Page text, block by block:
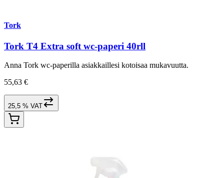
Tork
Tork T4 Extra soft wc-paperi 40rll
Anna Tork wc-paperilla asiakkaillesi kotoisaa mukavuutta.
55,63 €
25,5 % VAT